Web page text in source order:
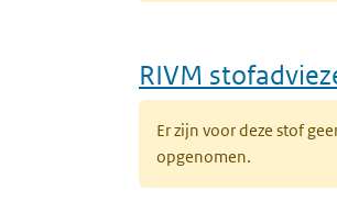
RIVM
Er zijn voor deze stof
opgenomen.